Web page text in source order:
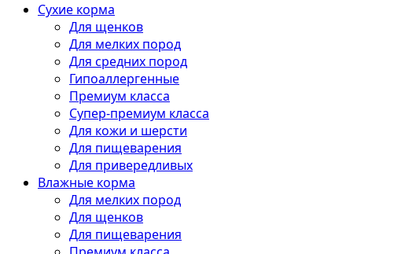
Сухие корма
Для щенков
Для мелких пород
Для средних пород
Гипоаллергенные
Премиум класса
Супер-премиум класса
Для кожи и шерсти
Для пищеварения
Для привередливых
Влажные корма
Для мелких пород
Для щенков
Для пищеварения